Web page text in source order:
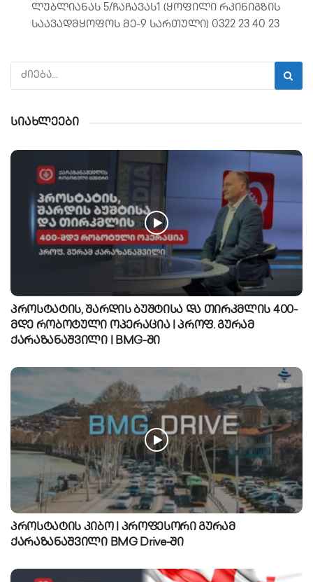
ლუბლიანას 5/ჩაჩავას1 (ყოფილი რკინიგზის
საავადმყოფოს მე-9 სართული) 0322 23 40 23
სიახლეები
პროსტატის, შარდის ბუშტისა და თირკმლის 400-
მდე რობოტული ოპერაცია | პროფ. გურამ
ქარაზანაშვილი | BMG-ში
პროსტატის კიბო | პროფესორი გურამ
ქარაზანაშვილი BMG Drive-ში